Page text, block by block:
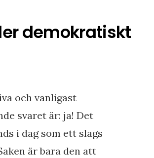
demokratiskt
och vanligast
svaret är: ja! Det
i dag som ett slags
är bara den att